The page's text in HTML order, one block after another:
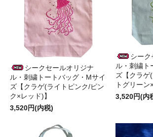
シークセールオリジナ
ル・刺繍トートバッグ・Mサイ
ズ【クラゲ(ライトピンク/ピン
ク×レッド)】
3,520円(内税)
シーク
ル・刺繍ト
ズ【クラゲ
トグリーン
3,520円(内